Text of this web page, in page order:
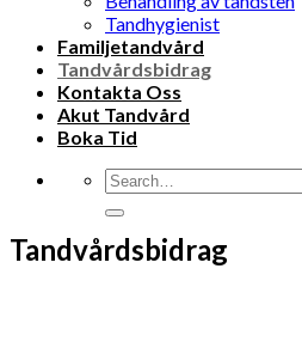
Tandhygienist
Familjetandvård
Tandvårdsbidrag
Kontakta Oss
Akut Tandvård
Boka Tid
Tandvårdsbidrag